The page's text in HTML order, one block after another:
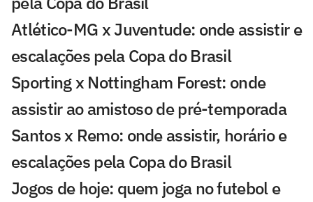
Atlético-MG x Juventude: onde assistir e
escalações pela Copa do Brasil
Sporting x Nottingham Forest: onde
assistir ao amistoso de pré-temporada
Santos x Remo: onde assistir, horário e
escalações pela Copa do Brasil
Jogos de hoje: quem joga no futebol e